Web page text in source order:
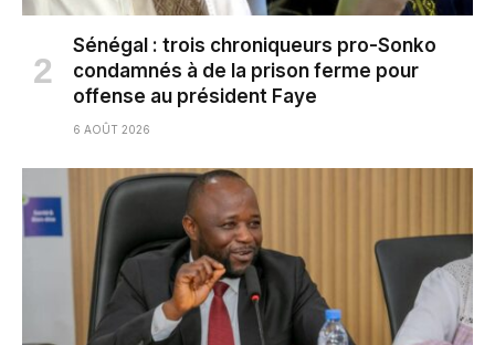
Sénégal : trois chroniqueurs pro-Sonko
condamnés à de la prison ferme pour
offense au président Faye
6 AOÛT 2026